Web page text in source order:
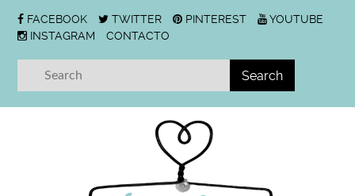
FACEBOOK TWITTER PINTEREST
YOUTUBE
INSTAGRAM
CONTACTO